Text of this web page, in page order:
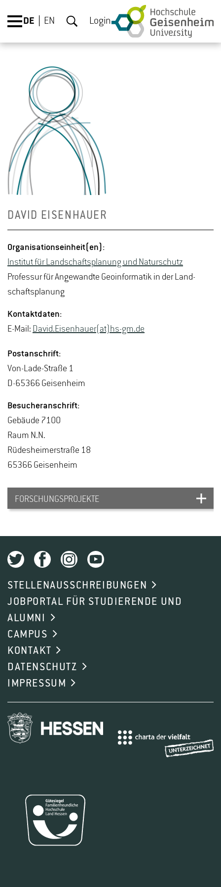
DE EN Login
DAVID EI­SEN­HAU­ER
Or­ga­ni­sa­ti­ons­ein­heit(en):
In­sti­tut für Land­schafts­pla­nung und Na­tur­schutz
Pro­fes­sur für An­ge­wand­te Geo­in­for­ma­tik in der Land­
schafts­pla­nung
Kon­takt­da­ten:
E-Mail: David.​Eisenhau­er(at)hs-​gm.​de
Post­an­schrift:
Von-La­de-Stra­ße 1
D-65366 Gei­sen­heim
Be­su­cher­an­schrift:
Ge­bäu­de 7100
Raum N.N.
Rü­des­hei­mer­stra­ße 18
65366 Gei­sen­heim
FORSCHUNGSPROJEKTE
AGRARÖKOLOGISCHER
TRANSITION VON
AGROFORSTLANDSCHAFTEN
MITHILFE EINES INNOVATIVEN
TRANSDISZIPLINÄREN
BEWERTUNGSRAHMENS
Projektanfang: 01.08.2025
Projektende: 31.07.2028
Förderer:Bundesministerium für Bildung und
Forschung, Europäische Union
AGRECO4CAST wird einen standardisierten
Prinzipien in Agroforstlandschaften der EU fördert,
die durch mehrjährige Anbausysteme wie
Weinberge, Oliven- oder Obstplantagen
gekennzeichnet sind. Neben dem
STELLENAUSSCHREIBUNGEN
JOBPORTAL FÜR STUDIERENDE UND
ALUMNI
CAMPUS
KONTAKT
DATENSCHUTZ
IMPRESSUM